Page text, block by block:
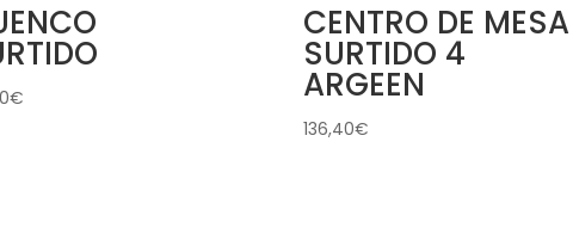
€
CENTRO DE MESA
SURTIDO 4
ARGEEN
136,40€